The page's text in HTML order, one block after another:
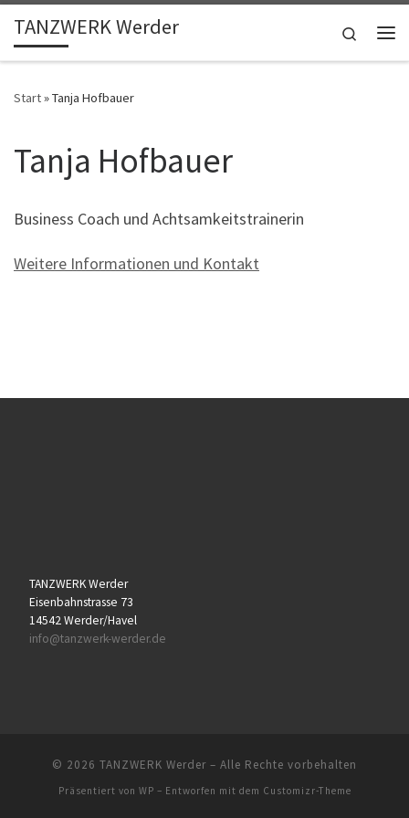
Zum Inhalt springen
TANZWERK Werder
Search
Start»Tanja Hofbauer
Tanja Hofbauer
Business Coach und Achtsamkeitstrainerin
Weitere Informationen und Kontakt
TANZWERK Werder
Eisenbahnstrasse 73
14542 Werder/Havel
info@tanzwerk-werder.de
© 2026 TANZWERK Werder – Alle Rechte vorbehalten
Präsentiert von WP – Entworfen mit dem Customizr-Theme